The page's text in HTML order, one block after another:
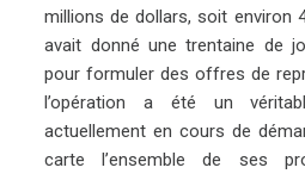
millions de dollars, soit environ
avait donné une trentaine de
pour formuler des offres de
l’opération a été un
actuellement en cours de
carte l’ensemble de ses